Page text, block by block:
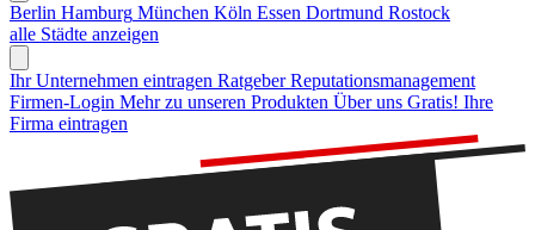
Berlin Hamburg München Köln Essen Dortmund Rostock
alle Städte anzeigen
Ihr Unternehmen eintragen Ratgeber Reputationsmanagement
Firmen-Login Mehr zu unseren Produkten Über uns Gratis! Ihre
Firma eintragen